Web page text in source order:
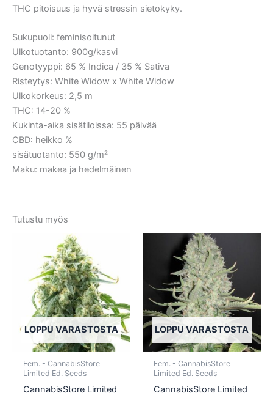
THC pitoisuus ja hyvä stressin sietokyky.
Sukupuoli: feminisoitunut
Ulkotuotanto: 900g/kasvi
Genotyyppi: 65 % Indica / 35 % Sativa
Risteytys: White Widow x White Widow
Ulkokorkeus: 2,5 m
THC: 14-20 %
Kukinta-aika sisätiloissa: 55 päivää
CBD: heikko %
sisätuotanto: 550 g/m²
Maku: makea ja hedelmäinen
Tutustu myös
LOPPU VARASTOSTA
Fem. - CannabisStore
Limited Ed. Seeds
CannabisStore Limited
LOPPU VARASTOSTA
Fem. - CannabisStore
Limited Ed. Seeds
CannabisStore Limited